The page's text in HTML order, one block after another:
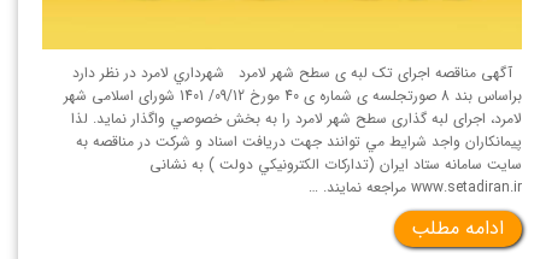
آگهی مناقصه اجرای تک لبه ی سطح شهر لامرد شهرداري لامرد در نظر دارد
براساس بند 8 صورتجلسه ی شماره ی 40 مورخ 09/12/ 1401 شورای اسلامی شهر
لامرد، اجرای لبه گذاری سطح شهر لامرد را به بخش خصوصي واگذار نمايد. لذا
پيمانكاران واجد شرايط مي توانند جهت دريافت اسناد و شركت در مناقصه به
سايت سامانه ستاد ايران (تداركات الكترونيكي دولت ) به نشانی
www.setadiran.ir مراجعه نمايند. …
ادامه مطلب